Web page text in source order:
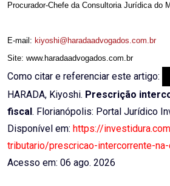
Procurador-Chefe da Consultoria Jurídica do
E-mail: kiyoshi@haradaadvogados.com.br
Site: www.haradaadvogados.com.br
Como citar e referenciar este artigo:
HARADA, Kiyoshi. Prescrição
fiscal . Florianópolis: Portal Jurídico
Disponível em: https://
tributario/prescricao-intercorrente-
Acesso em: 06 ago. 2026